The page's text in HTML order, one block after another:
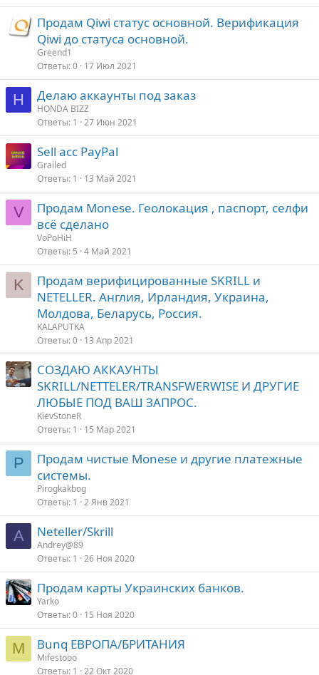
Продам Qiwi статус основной. Верификация
Qiwi до статуса основной.
Greend1
Ответы 0 17 Июл 2021
H Делаю аккаунты под заказ
HONDA BIZZ
Ответы 1 27 Июн 2021
Sell acc PayPal
Grailed
Ответы 1 13 Май 2021
V
Продам Monese. Геолокация , паспорт, селфи
всё сделано
VoPoHiH
Ответы 5 4 Май 2021
K
Продам верифицированные SKRILL и
NETELLER. Англия, Ирландия, Украина,
Молдова, Беларусь, Россия.
KALAPUTKA
Ответы 0 13 Апр 2021
СОЗДАЮ АККАУНТЫ
SKRILL/NETTELER/TRANSFWERWISE И ДРУГИЕ
ЛЮБЫЕ ПОД ВАШ ЗАПРОС.
KievStoneR
Ответы 1 15 Мар 2021
P
Продам чистые Monese и другие платежные
системы.
Pirogkakbog
Ответы 1 2 Янв 2021
A Neteller/Skrill
Andrey@89
Ответы 1 26 Ноя 2020
Продам карты Украинских банков.
Yarko
Ответы 0 15 Ноя 2020
M Bunq ЕВРОПА/БРИТАНИЯ
Mifestooo
Ответы 1 22 Окт 2020